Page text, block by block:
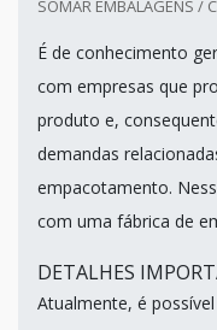
SOMAR EMBALAGENS /
É de conhecimento
com empresas que
produto e,
demandas
empacotamento.
com uma fábrica de
DETALHES
Atualmente, é